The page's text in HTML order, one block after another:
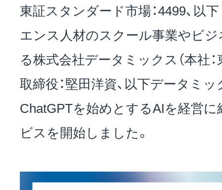
サステナビリティ
投資家情報
お問い合わせ
EVENT
東証スタンダード市場：4499、以
エンス人材のスクール事業やビ
る株式会社データミックス（本社
取締役：堅田洋資、以下データミッ
ChatGPTを始めとするAIを経営
ビスを開始しました。